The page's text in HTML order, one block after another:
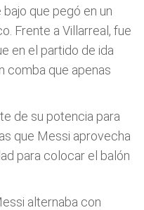
que pegó en un
Frente a Villarreal, fue
en el partido de ida
comba que apenas
de su potencia para
que Messi aprovecha
para colocar el balón
alternaba con